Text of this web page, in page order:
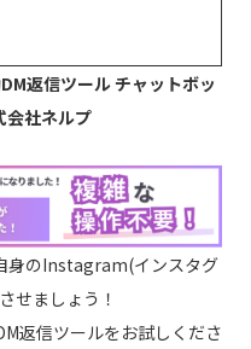
返信ツール チャットボッ
会社ネルプ
身のInstagram(インスタグ
せましょう！
返信ツールをお試しくださ